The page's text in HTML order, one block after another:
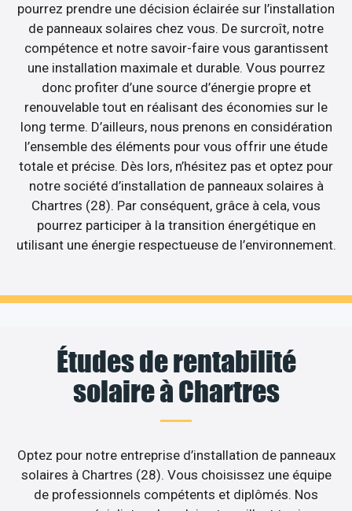
pourrez prendre une décision éclairée sur l’installation
de panneaux solaires chez vous. De surcroît, notre
compétence et notre savoir-faire vous garantissent
une installation maximale et durable. Vous pourrez
donc profiter d’une source d’énergie propre et
renouvelable tout en réalisant des économies sur le
long terme. D’ailleurs, nous prenons en considération
l’ensemble des éléments pour vous offrir une étude
totale et précise. Dès lors, n’hésitez pas et optez pour
notre société d’installation de panneaux solaires à
Chartres (28). Par conséquent, grâce à cela, vous
pourrez participer à la transition énergétique en
utilisant une énergie respectueuse de l’environnement.
Études de rentabilité
solaire à Chartres
Optez pour notre entreprise d’installation de panneaux
solaires à Chartres (28). Vous choisissez une équipe
de professionnels compétents et diplômés. Nos